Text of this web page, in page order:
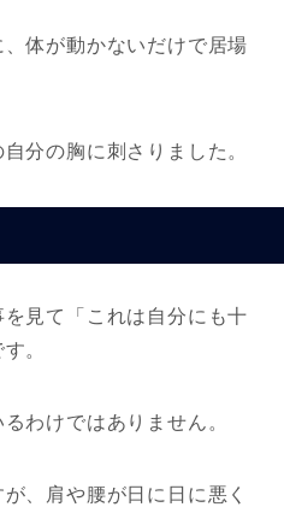
、体が動かないだけで居場
分の胸に刺さりました。
見て「これは自分にも十
。
わけではありません。
、肩や腰が日に日に悪く